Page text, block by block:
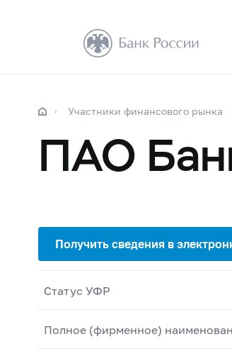
Участники финансового рынка
ПАО
Статус УФР
Полное (фирменное)